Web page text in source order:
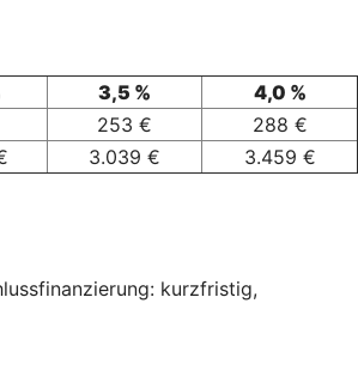
3,5 %
4,0 %
253 €
288 €
3.039 €
3.459 €
kurzfristig,